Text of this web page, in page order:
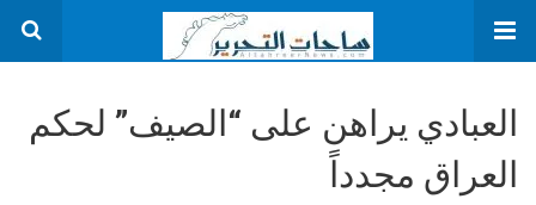
العبادي يراهن على “الصيف” لحكم
العراق مجدداً